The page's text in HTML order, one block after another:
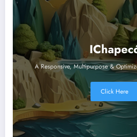
A Responsive, Multipurpose &
Click Here